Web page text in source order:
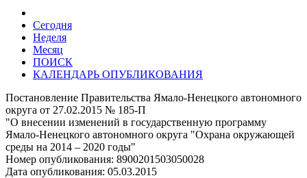
Сегодня
Неделя
Месяц
ПОИСК
КАЛЕНДАРЬ ОПУБЛИКОВАНИЯ
Постановление Правительства Ямало-Ненецкого автономного
округа от 27.02.2015 № 185-П
"О внесении изменений в государственную программу
Ямало-Ненецкого автономного округа "Охрана окружающей
среды на 2014 – 2020 годы"
Номер опубликования: 8900201503050028
Дата опубликования: 05.03.2015